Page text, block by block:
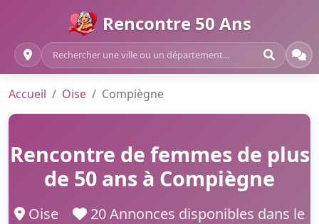
Rencontre 50 Ans
Accueil Oise Compiègne
Rencontre de femmes de plus
de 50 ans à Compiègne
Oise
20 Annonces disponibles dans le